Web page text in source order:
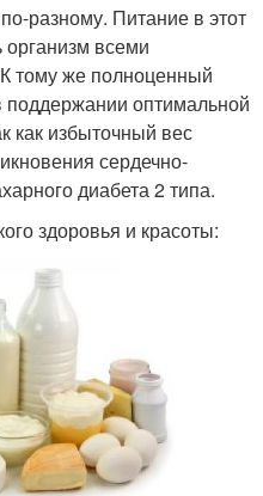
разному. Питание в этот
всеми
тому же полноценный
поддержании оптимальной
как избыточный вес
сердечно-
диабета 2 типа.
здоровья и красоты: